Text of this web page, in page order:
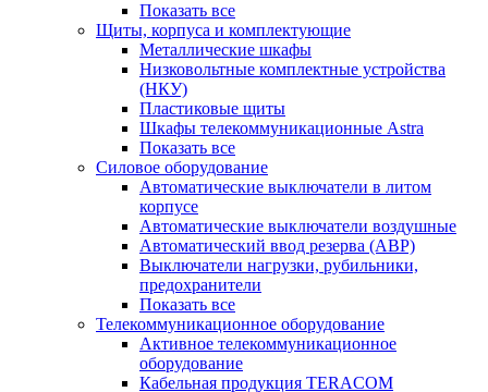
Показать все
Щиты, корпуса и комплектующие
Металлические шкафы
Низковольтные комплектные устройства
(НКУ)
Пластиковые щиты
Шкафы телекоммуникационные Astra
Показать все
Силовое оборудование
Автоматические выключатели в литом
корпусе
Автоматические выключатели воздушные
Автоматический ввод резерва (АВР)
Выключатели нагрузки, рубильники,
предохранители
Показать все
Телекоммуникационное оборудование
Активное телекоммуникационное
оборудование
Кабельная продукция TERACOM